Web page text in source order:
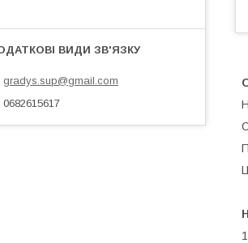
gradys.sup@gmail.com
0682615617